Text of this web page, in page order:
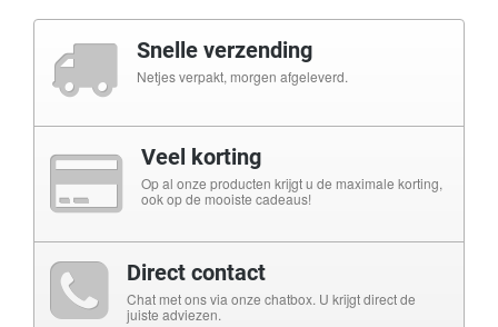
Snelle verzending
Netjes verpakt, morgen afgeleverd.
Veel korting
Op al onze producten krijgt u de maximale korting,
ook op de mooiste cadeaus!
Direct contact
Chat met ons via onze chatbox. U krijgt direct de
juiste adviezen.